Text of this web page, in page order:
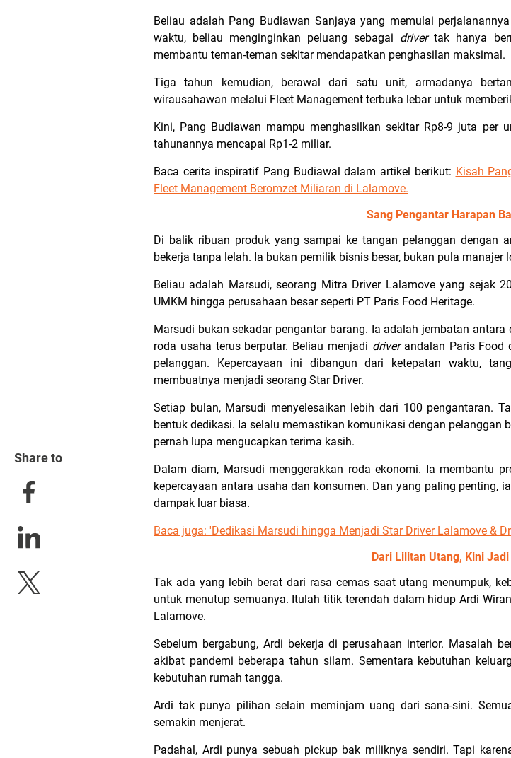
Beliau adalah Pang Budiawan Sanjaya yang memulai
waktu, beliau menginginkan peluang sebagai drivertak hanya
membantu teman-teman sekitar mendapatkan penghasilan maksimal.
Tiga tahun kemudian, berawal dari satu unit, armadanya
wirausahawan melalui Fleet Management terbuka lebar untuk
Kini, Pang Budiawan mampu menghasilkan sekitar Rp8-9 juta per
tahunannya mencapai Rp1-2 miliar.
Baca cerita inspiratif Pang Budiawal dalam artikel berikut: Kisah
Fleet Management Beromzet Miliaran di Lalamove.
Sang Pengantar Harapan
Di balik ribuan produk yang sampai ke tangan pelanggan dengan
bekerja tanpa lelah. Ia bukan pemilik bisnis besar, bukan pula manajer
Beliau adalah Marsudi, seorang Mitra Driver Lalamove yang sejak
UMKM hingga perusahaan besar seperti PT Paris Food Heritage.
Marsudi bukan sekadar pengantar barang. Ia adalah jembatan
roda usaha terus berputar. Beliau menjadi driverandalan Paris Food
pelanggan. Kepercayaan ini dibangun dari ketepatan waktu,
membuatnya menjadi seorang Star Driver.
Setiap bulan, Marsudi menyelesaikan lebih dari 100 pengantaran.
bentuk dedikasi. Ia selalu memastikan komunikasi dengan pelanggan
pernah lupa mengucapkan terima kasih.
Dalam diam, Marsudi menggerakkan roda ekonomi. Ia membantu
kepercayaan antara usaha dan konsumen. Dan yang paling penting,
dampak luar biasa.
Baca juga: 'Dedikasi Marsudi hingga Menjadi Star Driver Lalamove &
Dari Lilitan Utang, Kini
Tak ada yang lebih berat dari rasa cemas saat utang menumpuk,
untuk menutup semuanya. Itulah titik terendah dalam hidup Ardi
Lalamove.
Sebelum bergabung, Ardi bekerja di perusahaan interior. Masalah
akibat pandemi beberapa tahun silam. Sementara kebutuhan
kebutuhan rumah tangga.
Ardi tak punya pilihan selain meminjam uang dari sana-sini.
semakin menjerat.
Padahal, Ardi punya sebuah pickup bak miliknya sendiri. Tapi
Share to